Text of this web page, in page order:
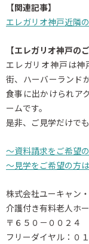
【関連記事】
エレガリオ神戸近隣
【エレガリオ神戸の
エレガリオ神戸は
街、ハーバーランド
食事に出かけられア
ームです。
是非、ご見学だけで
～資料請求をご希望
～見学をご希望の方
株式会社ユーキャン
介護付き有料老人ホ
〒６５０－００２４
フリーダイヤル：０